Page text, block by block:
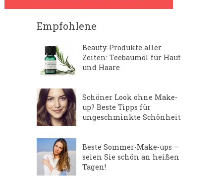
Empfohlene
Beauty-Produkte aller
Zeiten: Teebaumöl für Haut
und Haare
Schöner Look ohne Make-
up? Beste Tipps für
ungeschminkte Schönheit
Beste Sommer-Make-ups –
seien Sie schön an heißen
Tagen!